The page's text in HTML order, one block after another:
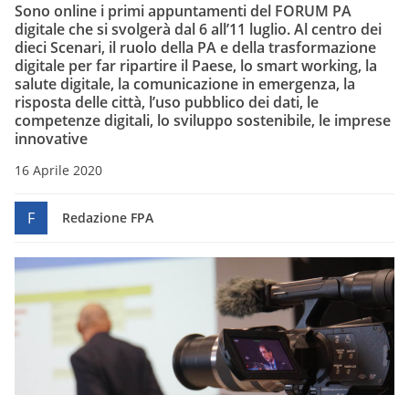
Sono online i primi appuntamenti del FORUM PA
digitale che si svolgerà dal 6 all’11 luglio. Al centro dei
dieci Scenari, il ruolo della PA e della trasformazione
digitale per far ripartire il Paese, lo smart working, la
salute digitale, la comunicazione in emergenza, la
risposta delle città, l’uso pubblico dei dati, le
competenze digitali, lo sviluppo sostenibile, le imprese
innovative
16 Aprile 2020
F Redazione FPA